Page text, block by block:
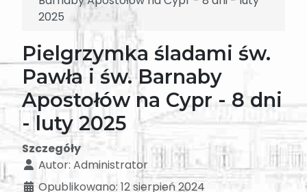
2025
Pielgrzymka śladami św.
Pawła i św. Barnaby
Apostołów na Cypr - 8 dni
- luty 2025
Szczegóły
Autor: Administrator
Opublikowano: 12 sierpień 2024